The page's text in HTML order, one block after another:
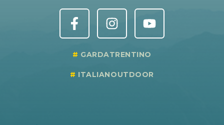
GARDATRENTINO
ITALIANOUTDOOR